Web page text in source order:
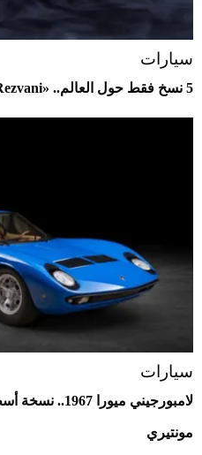
سيارات
5 نسخ فقط حول العالم.. «Rezvani» تطلق «بيست إكس»
سيارات
لامبورجيني
مونتيري